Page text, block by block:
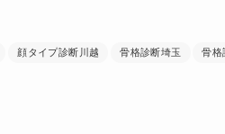
顔タイプ診断川越 骨格診断埼玉 骨格